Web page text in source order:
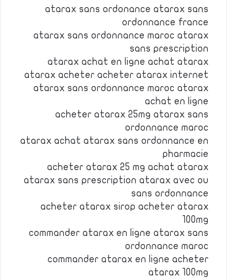
atarax sans ordonance atarax sans
ordonnance france
atarax sans ordonnance maroc atarax
sans prescription
atarax achat en ligne achat atarax
atarax acheter acheter atarax internet
atarax sans ordonnance maroc atarax
achat en ligne
acheter atarax 25mg atarax sans
ordonnance maroc
atarax achat atarax sans ordonnance en
pharmacie
acheter atarax 25 mg achat atarax
atarax sans prescription atarax avec ou
sans ordonnance
acheter atarax sirop acheter atarax
100mg
commander atarax en ligne atarax sans
ordonnance maroc
commander atarax en ligne acheter
atarax 100mg